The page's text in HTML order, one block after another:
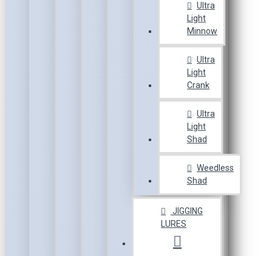
Ultra
Light
Minnow
Ultra
Light
Crank
Ultra
Light
Shad
Weedless
Shad
JIGGING
LURES